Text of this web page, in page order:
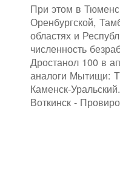
При этом в
Оренбургской,
областях и
численность
Дростанол 100 в
аналоги Мытищи:
Каменск-
Воткинск -